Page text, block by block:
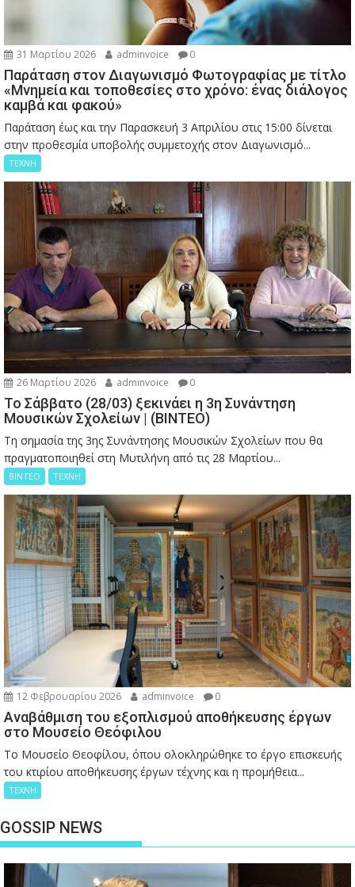
31 Μαρτίου 2026 adminvoice 0
Παράταση στον Διαγωνισμό Φωτογραφίας με τίτλο
«Μνημεία και τοποθεσίες στο χρόνο: ένας διάλογος
καμβά και φακού»
Παράταση έως και την Παρασκευή 3 Απριλίου στις 15:00 δίνεται
στην προθεσμία υποβολής συμμετοχής στον Διαγωνισμό...
ΤΕΧΝΗ
26 Μαρτίου 2026 adminvoice 0
Το Σάββατο (28/03) ξεκινάει η 3η Συνάντηση
Μουσικών Σχολείων | (ΒΙΝΤΕΟ)
Τη σημασία της 3ης Συνάντησης Μουσικών Σχολείων που θα
πραγματοποιηθεί στη Μυτιλήνη από τις 28 Μαρτίου...
ΒΙΝΤΕΟ ΤΕΧΝΗ
12 Φεβρουαρίου 2026 adminvoice 0
Αναβάθμιση του εξοπλισμού αποθήκευσης έργων
στο Μουσείο Θεόφιλου
Το Μουσείο Θεοφίλου, όπου ολοκληρώθηκε το έργο επισκευής
του κτιρίου αποθήκευσης έργων τέχνης και η προμήθεια...
ΤΕΧΝΗ
GOSSIP NEWS